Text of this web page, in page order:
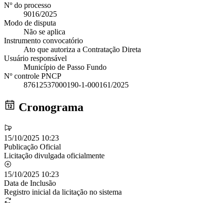
Nº do processo
9016/2025
Modo de disputa
Não se aplica
Instrumento convocatório
Ato que autoriza a Contratação Direta
Usuário responsável
Município de Passo Fundo
Nº controle PNCP
87612537000190-1-000161/2025
Cronograma
15/10/2025 10:23
Publicação Oficial
Licitação divulgada oficialmente
15/10/2025 10:23
Data de Inclusão
Registro inicial da licitação no sistema